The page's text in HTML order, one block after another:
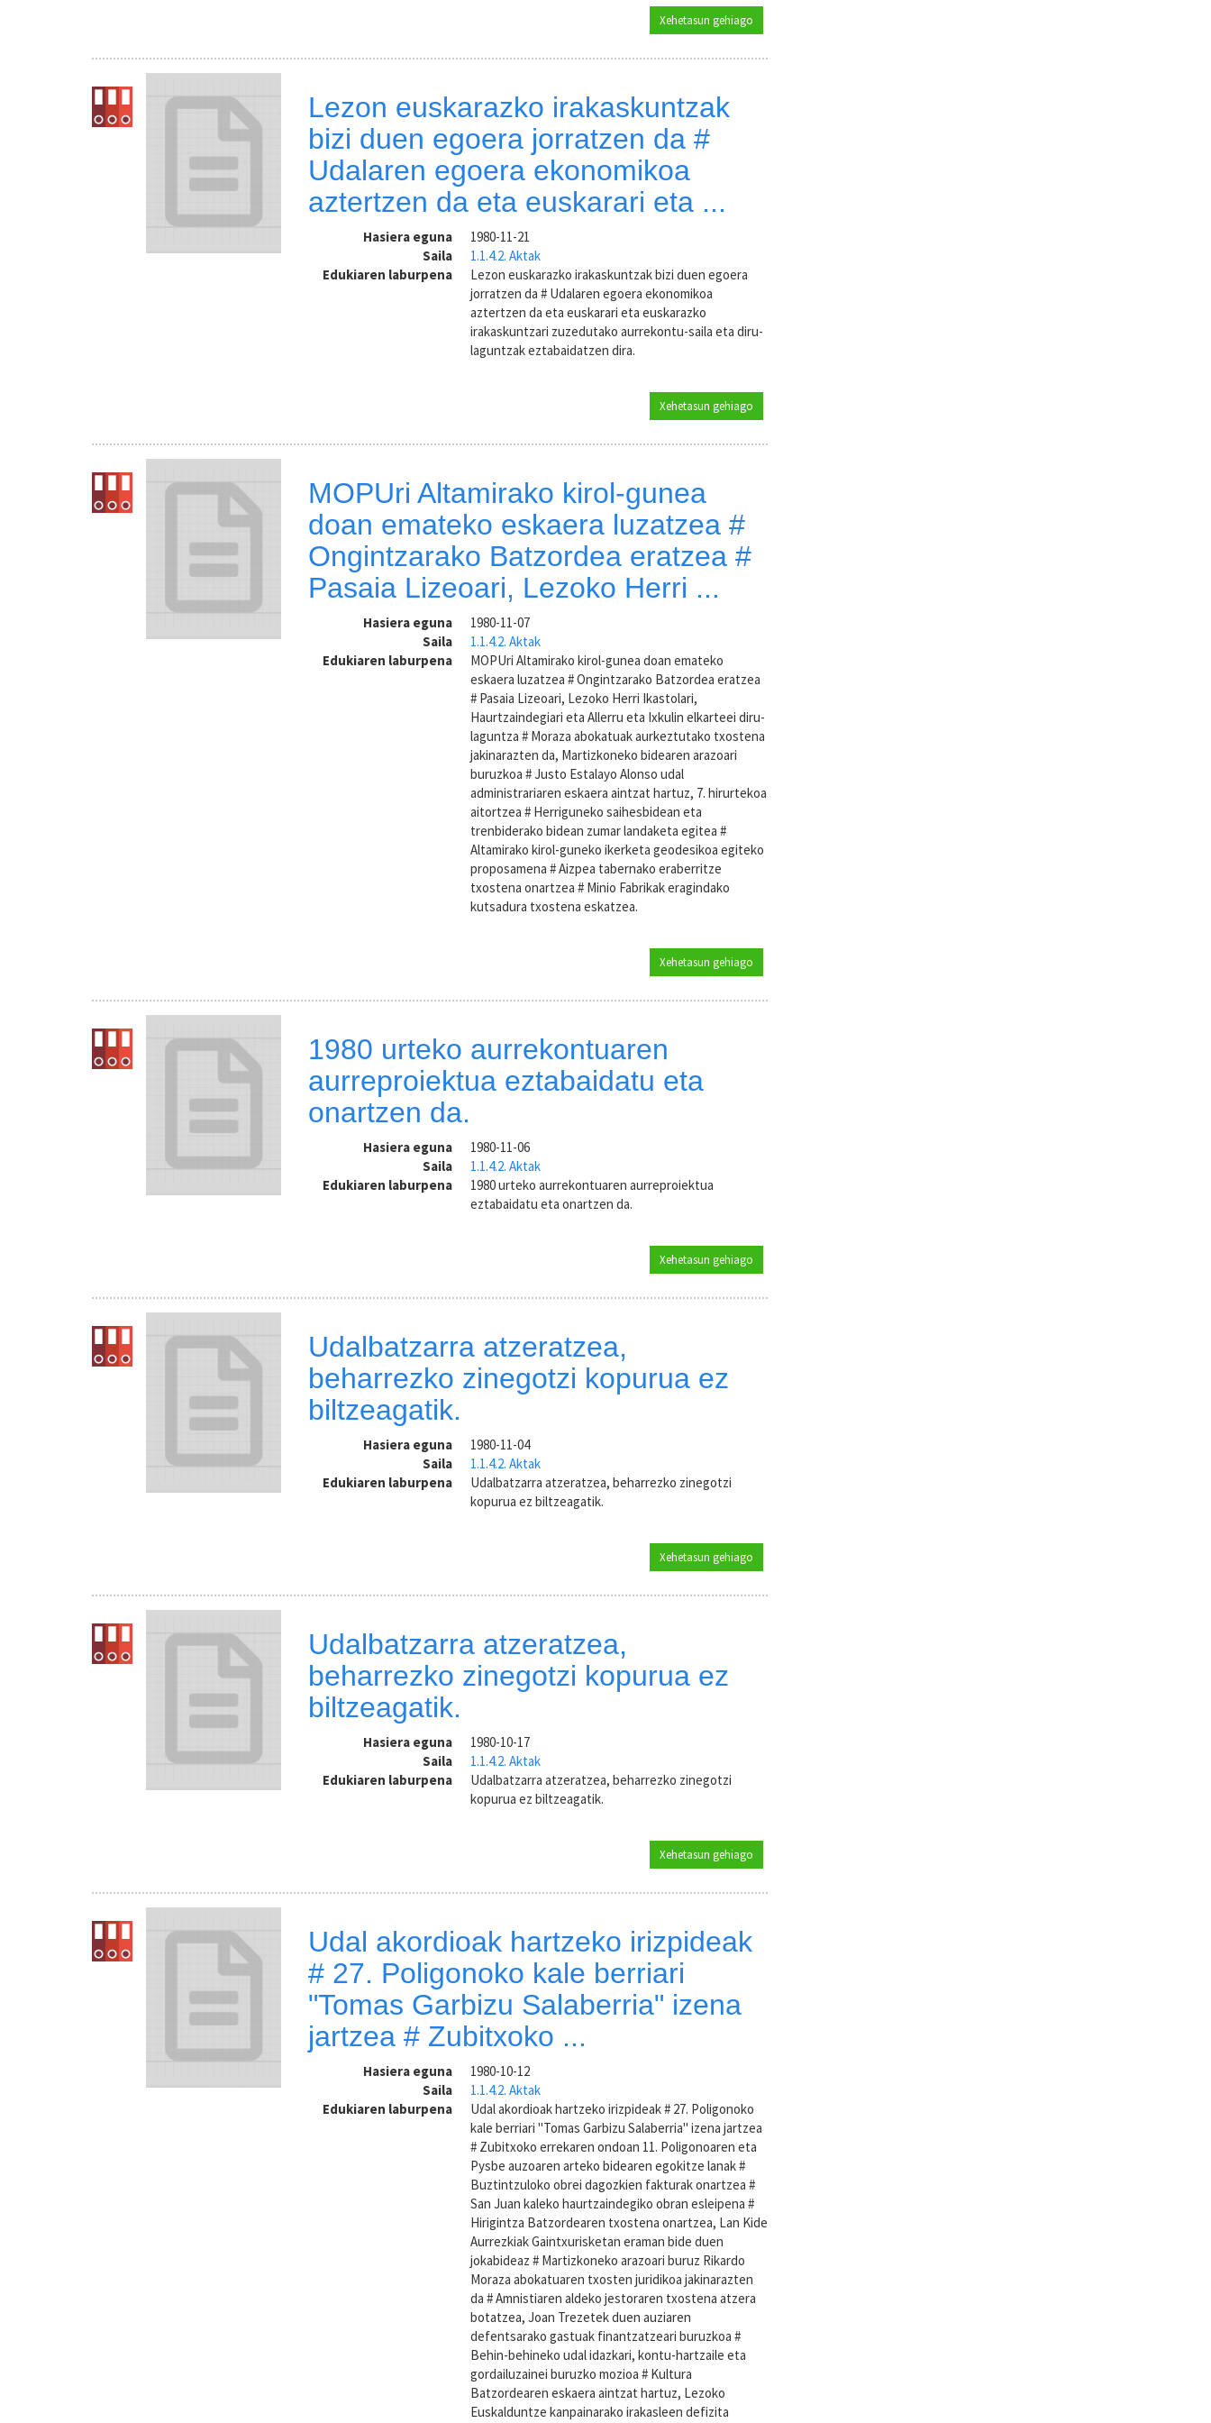
Xehetasun gehiago
Lezon euskarazko irakaskuntzak
bizi duen egoera jorratzen da #
Udalaren egoera ekonomikoa
aztertzen da eta euskarari eta ...
Hasiera eguna
1980-11-21
Saila
1.1.4.2. Aktak
Edukiaren laburpena
Lezon euskarazko irakaskuntzak bizi duen egoera
jorratzen da # Udalaren egoera ekonomikoa
aztertzen da eta euskarari eta euskarazko
irakaskuntzari zuzedutako aurrekontu-saila eta diru-
laguntzak eztabaidatzen dira.
Xehetasun gehiago
MOPUri Altamirako kirol-gunea
doan emateko eskaera luzatzea #
Ongintzarako Batzordea eratzea #
Pasaia Lizeoari, Lezoko Herri ...
Hasiera eguna
1980-11-07
Saila
1.1.4.2. Aktak
Edukiaren laburpena
MOPUri Altamirako kirol-gunea doan emateko
eskaera luzatzea # Ongintzarako Batzordea eratzea
# Pasaia Lizeoari, Lezoko Herri Ikastolari,
Haurtzaindegiari eta Allerru eta Ixkulin elkarteei diru-
laguntza # Moraza abokatuak aurkeztutako txostena
jakinarazten da, Martizkoneko bidearen arazoari
buruzkoa # Justo Estalayo Alonso udal
administrariaren eskaera aintzat hartuz, 7. hirurtekoa
aitortzea # Herriguneko saihesbidean eta
trenbiderako bidean zumar landaketa egitea #
Altamirako kirol-guneko ikerketa geodesikoa egiteko
proposamena # Aizpea tabernako eraberritze
txostena onartzea # Minio Fabrikak eragindako
kutsadura txostena eskatzea.
Xehetasun gehiago
1980 urteko aurrekontuaren
aurreproiektua eztabaidatu eta
onartzen da.
Hasiera eguna
1980-11-06
Saila
1.1.4.2. Aktak
Edukiaren laburpena
1980 urteko aurrekontuaren aurreproiektua
eztabaidatu eta onartzen da.
Xehetasun gehiago
Udalbatzarra atzeratzea,
beharrezko zinegotzi kopurua ez
biltzeagatik.
Hasiera eguna
1980-11-04
Saila
1.1.4.2. Aktak
Edukiaren laburpena
Udalbatzarra atzeratzea, beharrezko zinegotzi
kopurua ez biltzeagatik.
Xehetasun gehiago
Udalbatzarra atzeratzea,
beharrezko zinegotzi kopurua ez
biltzeagatik.
Hasiera eguna
1980-10-17
Saila
1.1.4.2. Aktak
Edukiaren laburpena
Udalbatzarra atzeratzea, beharrezko zinegotzi
kopurua ez biltzeagatik.
Xehetasun gehiago
Udal akordioak hartzeko irizpideak
# 27. Poligonoko kale berriari
"Tomas Garbizu Salaberria" izena
jartzea # Zubitxoko ...
Hasiera eguna
1980-10-12
Saila
1.1.4.2. Aktak
Edukiaren laburpena
Udal akordioak hartzeko irizpideak # 27. Poligonoko
kale berriari "Tomas Garbizu Salaberria" izena jartzea
# Zubitxoko errekaren ondoan 11. Poligonoaren eta
Pysbe auzoaren arteko bidearen egokitze lanak #
Buztintzuloko obrei dagozkien fakturak onartzea #
San Juan kaleko haurtzaindegiko obran esleipena #
Hirigintza Batzordearen txostena onartzea, Lan Kide
Aurrezkiak Gaintxurisketan eraman bide duen
jokabideaz # Martizkoneko arazoari buruz Rikardo
Moraza abokatuaren txosten juridikoa jakinarazten
da # Amnistiaren aldeko jestoraren txostena atzera
botatzea, Joan Trezetek duen auziaren
defentsarako gastuak finantzatzeari buruzkoa #
Behin-behineko udal idazkari, kontu-hartzaile eta
gordailuzainei buruzko mozioa # Kultura
Batzordearen eskaera aintzat hartuz, Lezoko
Euskalduntze kanpainarako irakasleen defizita